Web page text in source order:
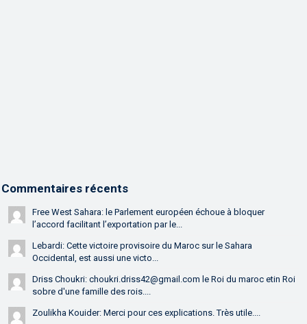
Commentaires récents
Free West Sahara: le Parlement européen échoue à bloquer
l’accord facilitant l’exportation par le...
Lebardi: Cette victoire provisoire du Maroc sur le Sahara
Occidental, est aussi une victo...
Driss Choukri: choukri.driss42@gmail.com le Roi du maroc etin Roi
sobre d'une famille des rois....
Zoulikha Kouider: Merci pour ces explications. Très utile....